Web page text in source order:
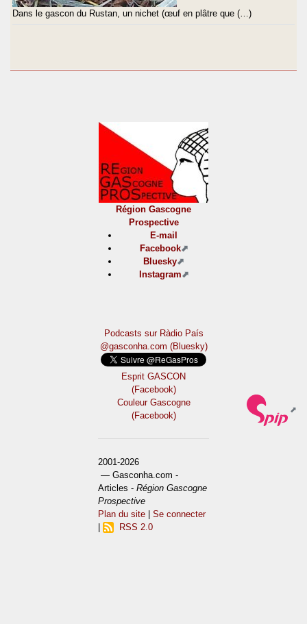
Dans le gascon du Rustan, un nichet (œuf en plâtre que (…)
Région Gascogne
Prospective
E-mail
Facebook
Bluesky
Instagram
Podcasts sur Ràdio País
@gasconha.com (Bluesky)
Esprit GASCON
(Facebook)
Couleur Gascogne
(Facebook)
2001-2026
— Gasconha.com -
Articles -Région Gascogne
Prospective
Plan du site |Se connecter
RSS 2.0